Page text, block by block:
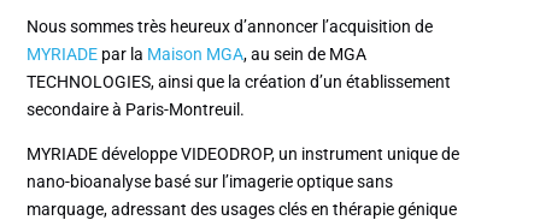
Nous sommes très heureux d’annoncer l’acquisition de
MYRIADE par la Maison MGA, au sein de MGA
TECHNOLOGIES, ainsi que la création d’un établissement
secondaire à Paris-Montreuil.
MYRIADE développe VIDEODROP, un instrument unique de
nano-bioanalyse basé sur l’imagerie optique sans
marquage, adressant des usages clés en thérapie génique